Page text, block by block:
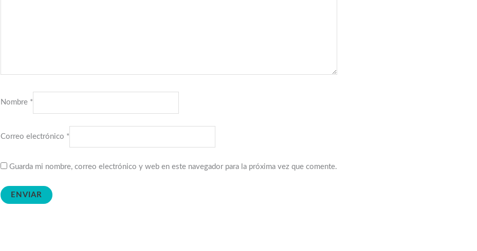
Nombre *
Correo electrónico *
Guarda mi nombre, correo electrónico y web en este navegador para la próxima vez que comente.